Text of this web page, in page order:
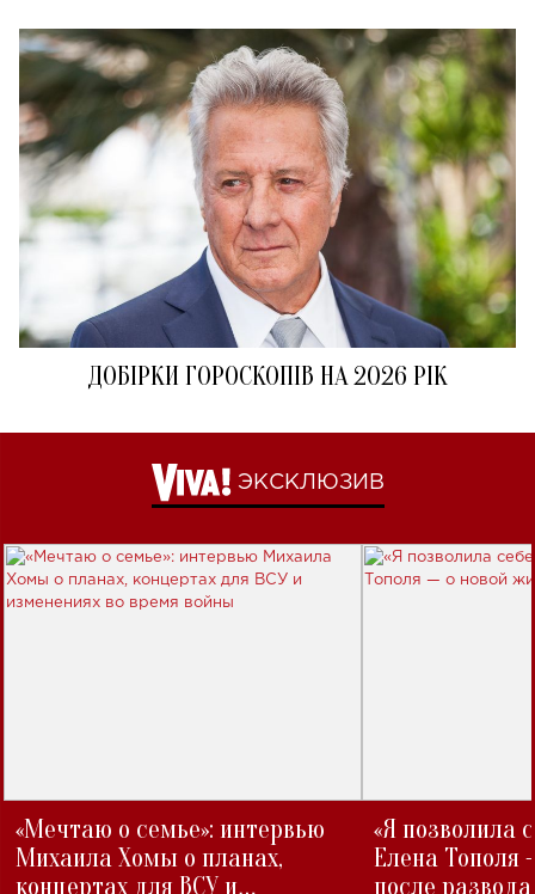
ДОБІРКИ ГОРОСКОПІВ НА 2026 РІК
ЭКСКЛЮЗИВ
«Мечтаю о семье»: интервью
Михаила Хомы о планах,
концертах для ВСУ и
«Я позволила
Елена Тополя
после развода